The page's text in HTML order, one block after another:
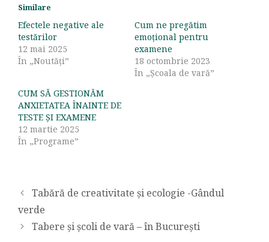
Similare
Efectele negative ale
testărilor
12 mai 2025
În „Noutăți”
Cum ne pregătim
emoțional pentru
examene
18 octombrie 2023
În „Școala de vară”
CUM SĂ GESTIONĂM
ANXIETATEA ÎNAINTE DE
TESTE ȘI EXAMENE
12 martie 2025
În „Programe”
Tabără de creativitate și ecologie -Gândul
verde
Tabere și școli de vară – în București